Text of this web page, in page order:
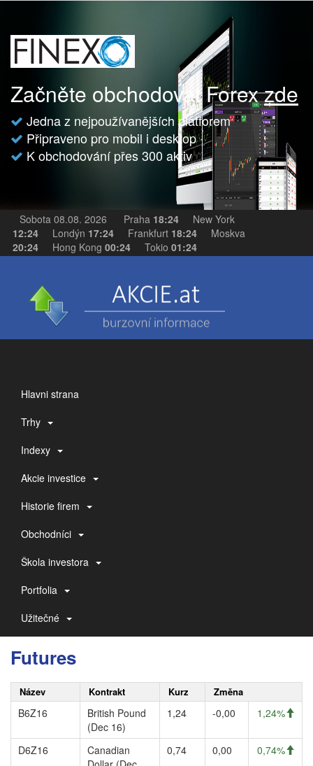
Začněte obchodovat Forexzde
Jedna z nejpoužívanějších platforem
Připraveno pro mobil i desktop
K obchodování přes 300 aktiv
Sobota 08.08. 2026 Praha 18:24
New York
12:24
Londýn 17:24 Frankfurt 18:24
Moskva
20:24
Hong Kong 00:24 Tokio 01:24
Hlavni strana
Trhy
Indexy
Akcie investice
Historie firem
Obchodníci
Škola investora
Portfolia
Užitečné
Futures
Název Kontrakt Kurz Změna
B6Z16
British Pound
(Dec 16)
1,24 -0,00 1,24%
D6Z16
Canadian
0,74 0,00 0,74%